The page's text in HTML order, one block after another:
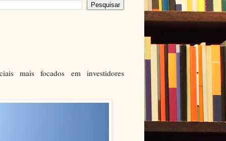
mais focados em investidores